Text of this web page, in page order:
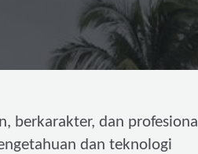
berkarakter, dan profesional
dan teknologi